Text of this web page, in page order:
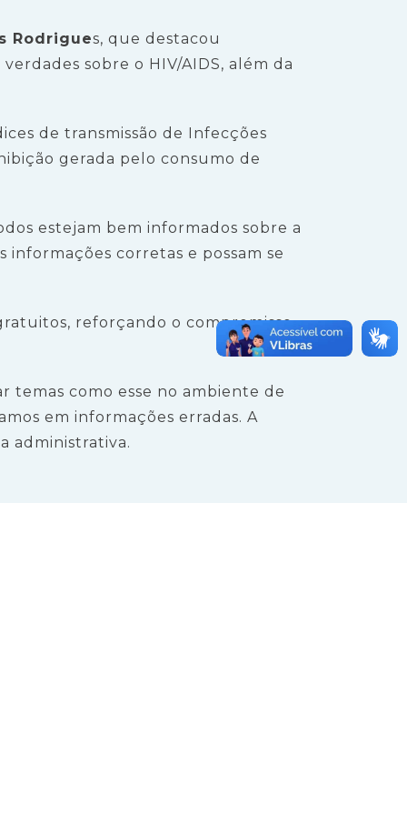
Rodrigues, que destacou
sobre o HIV/AIDS, além da
de transmissão de Infecções
gerada pelo consumo de
estejam bem informados sobre a
informações corretas e possam se
reforçando o compromisso
temas como esse no ambiente de
em informações erradas. A
administrativa.